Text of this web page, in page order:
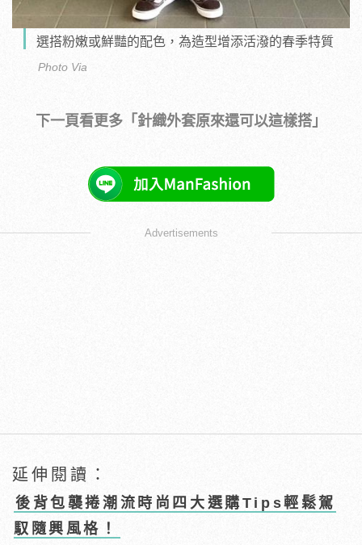
選搭粉嫩或鮮豔的配色，為造型增添活潑的春季特質
Photo Via
下一頁看更多「針織外套原來還可以這樣搭」
Advertisements
延伸閱讀：
後背包襲捲潮流時尚四大選購Tips輕鬆駕
馭隨興風格！